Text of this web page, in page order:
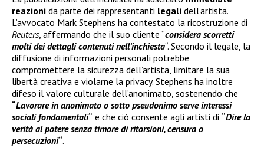
reazioni da parte dei rappresentanti legali dell’artista.
L’avvocato Mark Stephens ha contestato la ricostruzione di
Reuters, affermando che il suo cliente “considera scorretti
molti dei dettagli contenuti nell’inchiesta“. Secondo il legale, la
diffusione di informazioni personali potrebbe
compromettere la sicurezza dell’artista, limitare la sua
libertà creativa e violarne la privacy. Stephens ha inoltre
difeso il valore culturale dell’anonimato, sostenendo che
“Lavorare in anonimato o sotto pseudonimo serve interessi
sociali fondamentali“ e che ciò consente agli artisti di “Dire la
verità al potere senza timore di ritorsioni, censura o
persecuzioni“.